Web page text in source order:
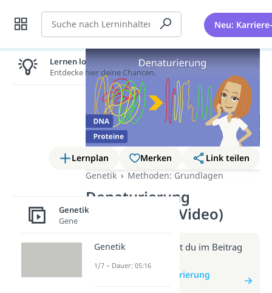
Suche Neu:
Lernplan Merken
Link teilen
Genetik
Methoden: Grundlagen
Denaturierung
(Biochemie) (Video)
Weitere Infos erhältst du im Beitrag
zum Video
zum Beitrag: Denaturierung
Lernen lohnt sich!
Entdecke hier deine Chancen.
Genetik
Gene
Genetik
1/7 – Dauer: 05:16